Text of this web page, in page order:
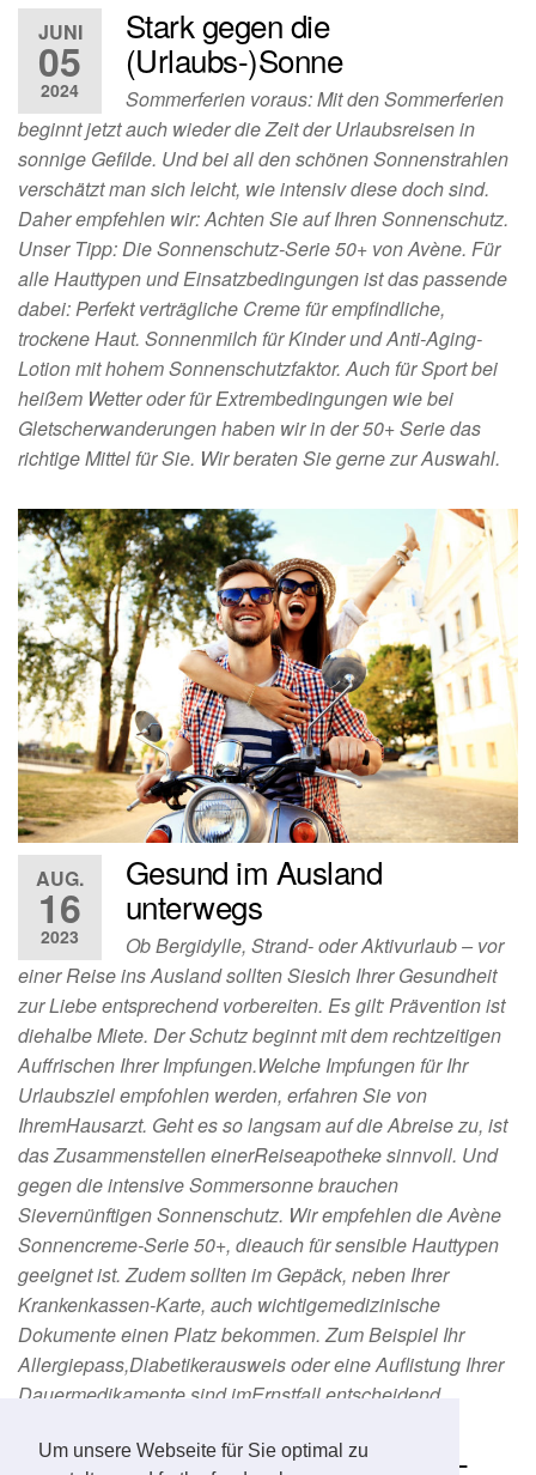
Um unsere Webseite für Sie optimal zu
JUNI
05
2024
Stark gegen die
(Urlaubs-)Sonne
Sommerferien voraus: Mit den Sommerferien
beginnt jetzt auch wieder die Zeit der Urlaubsreisen in
sonnige Gefilde. Und bei all den schönen Sonnenstrahlen
verschätzt man sich leicht, wie intensiv diese doch sind.
Daher empfehlen wir: Achten Sie auf Ihren Sonnenschutz.
Unser Tipp: Die Sonnenschutz-Serie 50+ von Avène. Für
alle Hauttypen und Einsatzbedingungen ist das passende
dabei: Perfekt verträgliche Creme für empfindliche,
trockene Haut. Sonnenmilch für Kinder und Anti-Aging-
Lotion mit hohem Sonnenschutzfaktor. Auch für Sport bei
heißem Wetter oder für Extrembedingungen wie bei
Gletscherwanderungen haben wir in der 50+ Serie das
richtige Mittel für Sie. Wir beraten Sie gerne zur Auswahl.
AUG.
16
2023
Gesund im Ausland
unterwegs
Ob Bergidylle, Strand- oder Aktivurlaub – vor
einer Reise ins Ausland sollten Siesich Ihrer Gesundheit
zur Liebe entsprechend vorbereiten. Es gilt: Prävention ist
diehalbe Miete. Der Schutz beginnt mit dem rechtzeitigen
Auffrischen Ihrer Impfungen.Welche Impfungen für Ihr
Urlaubsziel empfohlen werden, erfahren Sie von
IhremHausarzt. Geht es so langsam auf die Abreise zu, ist
das Zusammenstellen einerReiseapotheke sinnvoll. Und
gegen die intensive Sommersonne brauchen
Sievernünftigen Sonnenschutz. Wir empfehlen die Avène
Sonnencreme-Serie 50+, dieauch für sensible Hauttypen
geeignet ist. Zudem sollten im Gepäck, neben Ihrer
Krankenkassen-Karte, auch wichtigemedizinische
Dokumente einen Platz bekommen. Zum Beispiel Ihr
Allergiepass,Diabetikerausweis oder eine Auflistung Ihrer
Dauermedikamente sind imErnstfall entscheidend.
JULI Kein Durchfall im Urlaub –